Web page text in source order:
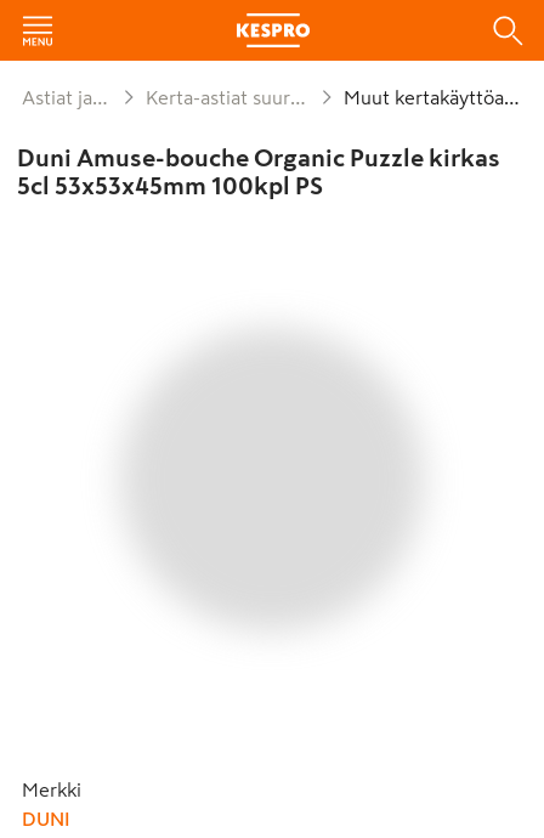
Astiat ja kattaus Kerta-astiat suurpakkaukset Muut kertakäyttöastiat
Duni Amuse-bouche Organic Puzzle kirkas
5cl 53x53x45mm 100kpl PS
Merkki
DUNI